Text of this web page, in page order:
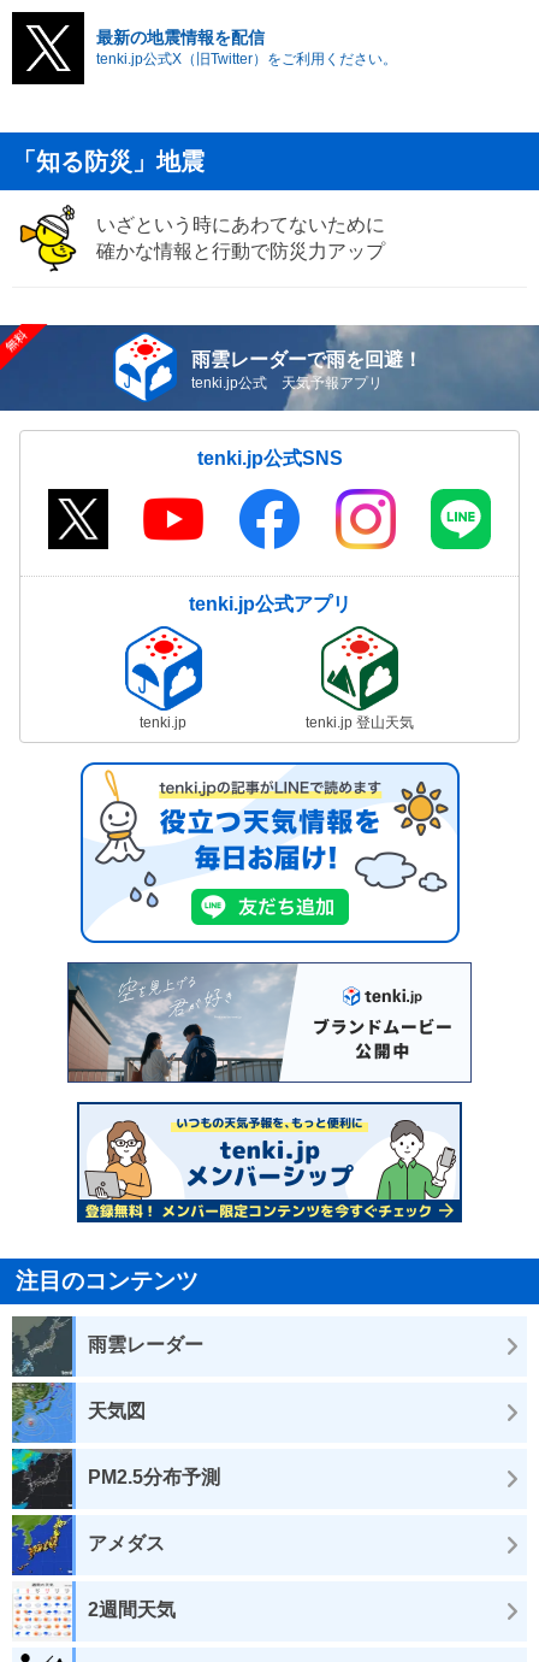
最新の地震情報を配信
tenki.jp公式X（旧Twitter）をご利用ください。
「知る防災」地震
いざという時にあわてないために
確かな情報と行動で防災力アップ
雨雲レーダーで雨を回避！
tenki.jp公式 天気予報アプリ
tenki.jp公式SNS
tenki.jp公式アプリ
tenki.jp tenki.jp 登山天気
注目のコンテンツ
雨雲レーダー
天気図
PM2.5分布予測
アメダス
2週間天気